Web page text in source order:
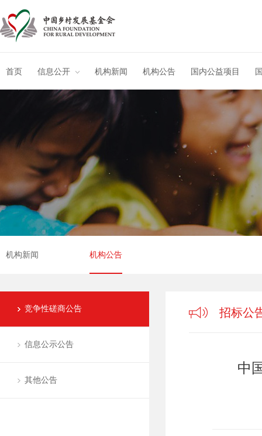
首页 信息公开 机构新闻 机构公告 国内公益项目
机构新闻 机构公告
竞争性磋商公告
信息公示公告
其他公告
招标公
中